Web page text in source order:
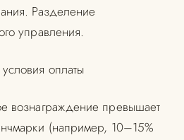
Разделение
управления.
оплаты
вознаграждение превышает
(например, 10–15%